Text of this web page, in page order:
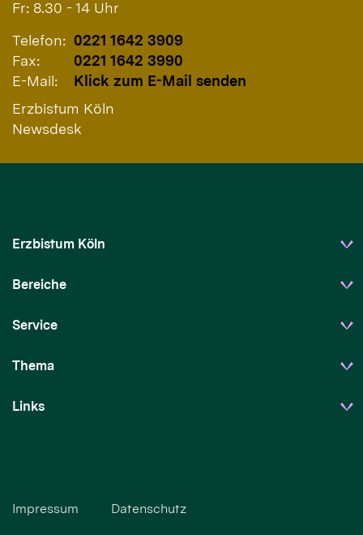
Fr: 8.30 - 14 Uhr
Telefon: 0221 1642 3909
Fax:
0221 1642 3990
E-Mail:
Klick zum E-Mail senden
Erzbistum Köln
Newsdesk
Erzbistum Köln
Bereiche
Service
Thema
Links
Impressum Datenschutz